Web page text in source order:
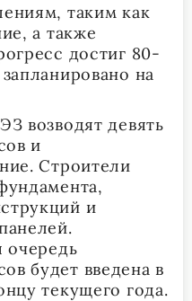
таким как
а также
достиг 80-
на
возводят девять
и
Строители
и
очередь
будет введена в
текущего года.